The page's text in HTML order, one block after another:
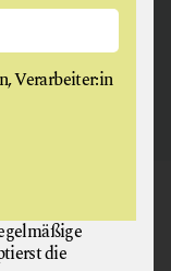
Verarbeiter:in
die